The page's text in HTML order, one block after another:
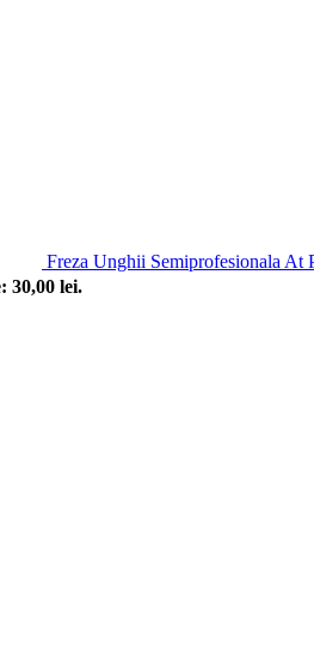
Freza Unghii Semiprofesionala At
30,00 lei.